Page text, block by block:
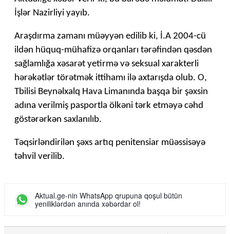
İşlər Nazirliyi yayıb.
Araşdırma zamanı müəyyən edilib ki, İ.A 2004-cü
ildən hüquq-mühafizə orqanları tərəfindən qəsdən
sağlamlığa xəsarət yetirmə və seksual xarakterli
hərəkətlər törətmək ittihamı ilə axtarışda olub. O,
Tbilisi Beynəlxalq Hava Limanında başqa bir şəxsin
adına verilmiş pasportla ölkəni tərk etməyə cəhd
göstərərkən saxlanılıb.
Təqsirləndirilən şəxs artıq penitensiar müəssisəyə
təhvil verilib.
Aktual.ge-nin WhatsApp qrupuna qoşul bütün
yeniliklərdən anında xəbərdar ol!